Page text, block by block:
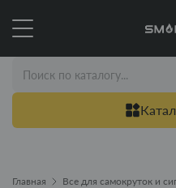
Главная Все для самокруток и